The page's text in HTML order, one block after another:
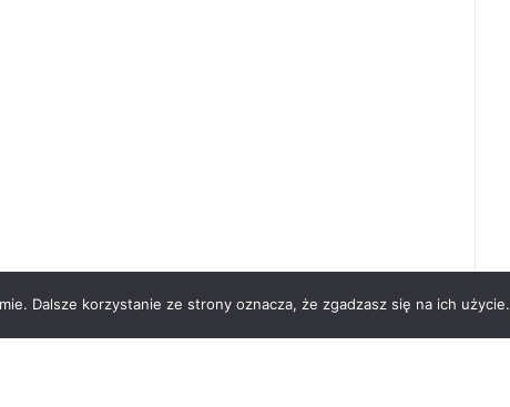
Dalsze korzystanie ze strony oznacza, że zgadzasz się na ich użycie.